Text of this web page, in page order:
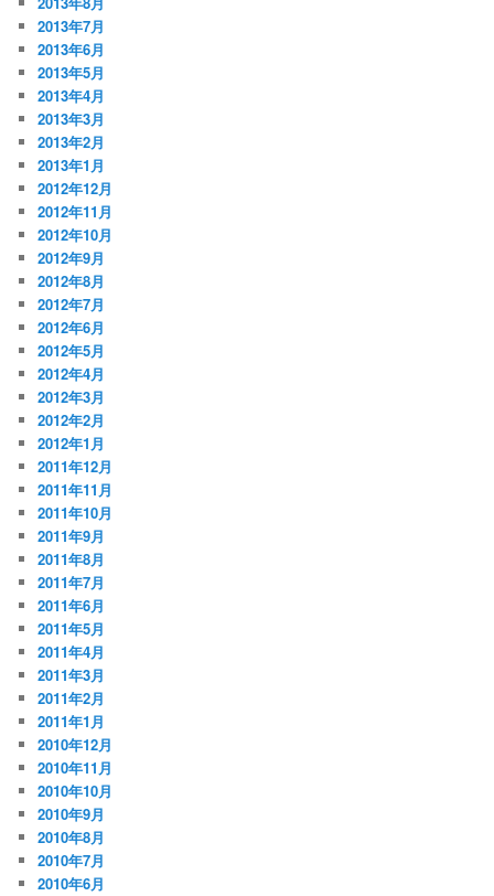
2013年7月
2013年6月
2013年5月
2013年4月
2013年3月
2013年2月
2013年1月
2012年12月
2012年11月
2012年10月
2012年9月
2012年8月
2012年7月
2012年6月
2012年5月
2012年4月
2012年3月
2012年2月
2012年1月
2011年12月
2011年11月
2011年10月
2011年9月
2011年8月
2011年7月
2011年6月
2011年5月
2011年4月
2011年3月
2011年2月
2011年1月
2010年12月
2010年11月
2010年10月
2010年9月
2010年8月
2010年7月
2010年6月